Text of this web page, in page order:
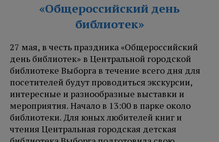
«Общероссийский день
библиотек»
27 мая, в честь праздника «Общероссийский
день библиотек» в Центральной городской
библиотеке Выборга в течение всего дня для
посетителей будут проводиться экскурсии,
интересные и разнообразные выставки и
мероприятия. Начало в 13:00 в парке около
библиотеки. Для юных любителей книг и
чтения Центральная городская детская